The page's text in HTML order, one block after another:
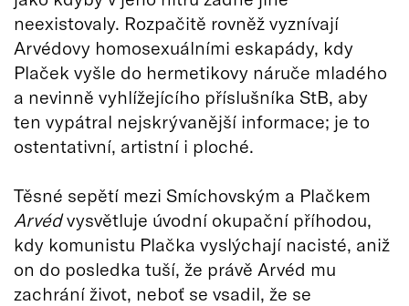
neexistovaly. Rozpačitě rovněž vyznívají
Arvédovy homosexuálními eskapády, kdy
Plaček vyšle do hermetikovy náruče mladého
a nevinně vyhlížejícího příslušníka StB, aby
ten vypátral nejskrývanější informace; je to
ostentativní, artistní i ploché.
Těsné sepětí mezi Smíchovským a Plačkem
Arvédvysvětluje úvodní okupační příhodou,
kdy komunistu Plačka vyslýchají nacisté, aniž
on do posledka tuší, že právě Arvéd mu
zachrání život, neboť se vsadil, že se